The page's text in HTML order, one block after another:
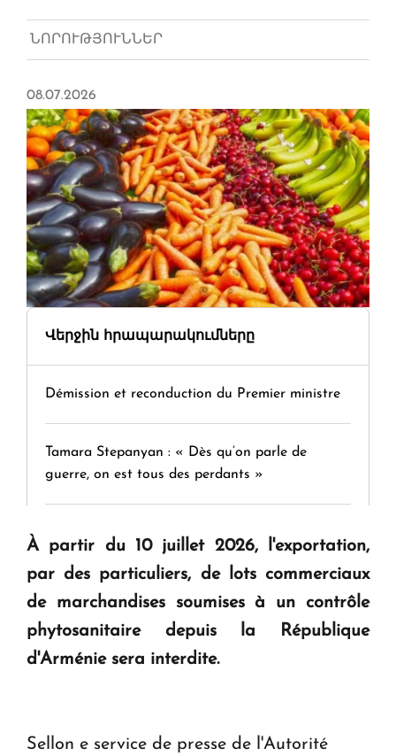
ՆՈՐՈՒԹՅՈՒՆՆԵՐ
08.07.2026
Վերջին հրապարակումները
Démission et reconduction du Premier ministre
Tamara Stepanyan : « Dès qu’on parle de
guerre, on est tous des perdants »
" Tant qu'il n'existe pas d'alternative concrète, la
question d'un référendum ne se pose pas. "
en Arménie
À partir du 10 juillet 2026, l'exportation,
par des particuliers, de lots commerciaux
de marchandises soumises à un contrôle
phytosanitaire depuis la République
d'Arménie sera interdite.
Sellon e service de presse de l'Autorité